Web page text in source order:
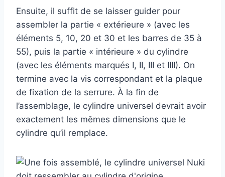
Ensuite, il suffit de se laisser guider pour
assembler la partie « extérieure » (avec les
éléments 5, 10, 20 et 30 et les barres de 35 à
55), puis la partie « intérieure » du cylindre
(avec les éléments marqués I, II, III et IIII). On
termine avec la vis correspondant et la plaque
de fixation de la serrure. À la fin de
l’assemblage, le cylindre universel devrait avoir
exactement les mêmes dimensions que le
cylindre qu’il remplace.